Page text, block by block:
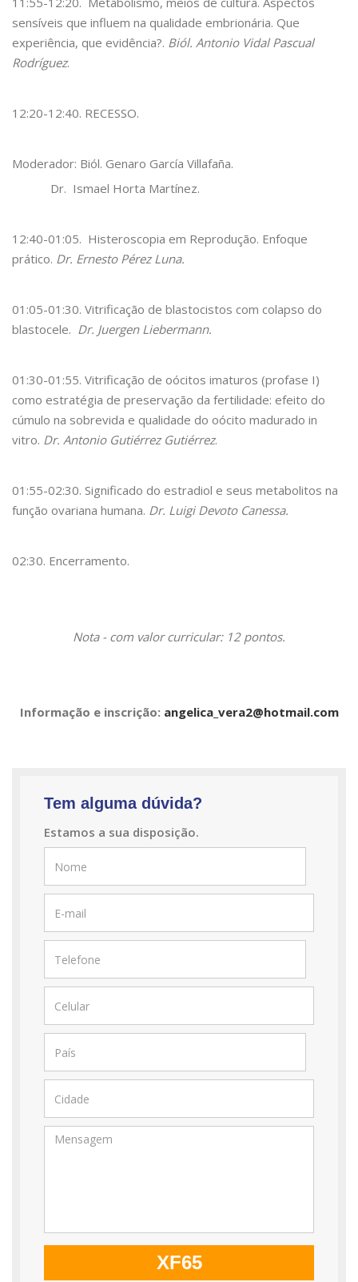
sensíveis que influem na qualidade embrionária. Que
experiência, que evidência?. Biól. Antonio Vidal Pascual
Rodríguez.
12:20-12:40. RECESSO.
Moderador: Biól. Genaro García Villafaña.
Dr. Ismael Horta Martínez.
12:40-01:05. Histeroscopia em Reprodução. Enfoque
prático. Dr. Ernesto Pérez Luna.
01:05-01:30. Vitrificação de blastocistos com colapso do
blastocele. Dr. Juergen Liebermann.
01:30-01:55. Vitrificação de oócitos imaturos (profase I)
como estratégia de preservação da fertilidade: efeito do
cúmulo na sobrevida e qualidade do oócito madurado in
vitro. Dr. Antonio Gutiérrez Gutiérrez.
01:55-02:30. Significado do estradiol e seus metabolitos na
função ovariana humana. Dr. Luigi Devoto Canessa.
02:30. Encerramento.
Nota - com valor curricular: 12 pontos.
Informação e inscrição: angelica_vera2@hotmail.com
Tem alguma dúvida?
Estamos a sua disposição.
XF65